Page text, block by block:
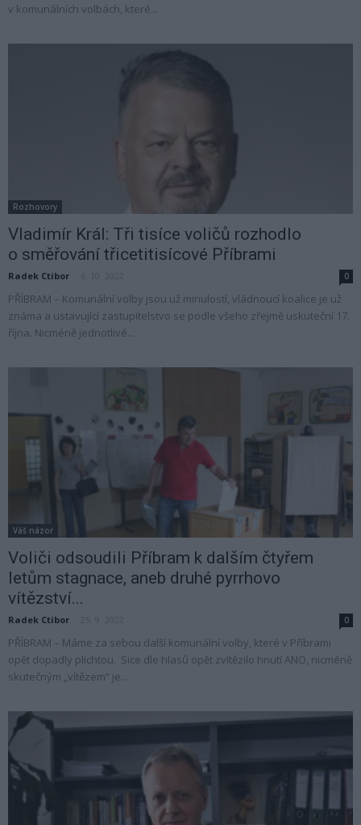
v komunálních volbách, které...
Rozhovory
Vladimír Král: Tři tisíce voličů rozhodlo
o směřování třicetitisícové Příbrami
Radek Ctibor 0
PŘÍBRAM – Komunální volby jsou už minulostí, vládnoucí koalice je už
známa a ustavující zastupitelstvo se podle všeho zřejmě uskuteční 17.
října. Nicméně jednotlivé...
Váš názor
Voliči odsoudili Příbram k dalším čtyřem
letům stagnace, aneb druhé pyrrhovo
vítězství...
Radek Ctibor 0
PŘÍBRAM – Máme za sebou další komunální volby, které v Příbrami
opět dopadly plichtou. Sice dle hlasů opět zvítězilo hnutí ANO, nicméně
skutečným „vítězem“ je...